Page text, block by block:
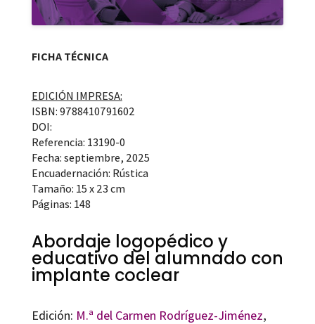
FICHA TÉCNICA
EDICIÓN IMPRESA:
ISBN: 9788410791602
DOI:
Referencia: 13190-0
Fecha: septiembre, 2025
Encuadernación: Rústica
Tamaño: 15 x 23 cm
Páginas: 148
Abordaje logopédico y
educativo del alumnado con
implante coclear
Edición: M.ª del Carmen Rodríguez-Jiménez,